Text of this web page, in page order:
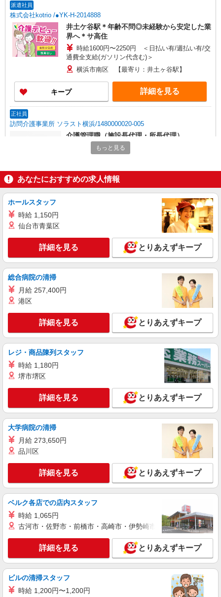
派遣社員
株式会社kotrio /●YK-H-2014888
井土ケ谷駅＊年齢不問◎未経験から安定した業
界へ＊サ高住
時給1600円〜2250円 ＜日払い有/週払い有/交
通費全支給(ガソリン代含む)＞
横浜市南区 【最寄り：井土ヶ谷駅】
キープ 詳細を見る
正社員
訪問介護事業所 ソラスト横浜/1480000020-005
介護管理職（施設長代理・所長代理）
月給297,600円
キープ
職業紹介
株式会社kotrio /●YK-S-2023586
下溝駅≫1日5h〜勤務OK＊高齢者マンション
のサポートSTAFF
時給1550円〜2312円 ＜交通費全支給(ガソリ
ン代含む)＞
相模原市南区下溝
キープ 詳細を見る
アルバイト パート 派遣社員 紹介予定派遣
日研トータルソーシング株式会社 メディカルケア事業部/横浜オフィ
ス
介護スタッフ／資格あり or 経験者
時給1,550円〜1,750円 ◆無資格・経験者：時
給1,550円〜 ◆初任者研修・未経験：時給1,550
円〜 ◆初任者研修・経験者：時給1,650円〜 ◆介
給与幅は経験・能力による ★週払いOK（規定あ
り）
神奈川県横浜市南区 【最寄駅】蒔田駅 ★勤務
地は3000ヶ所以上★ 自宅から通いやすいエリアな
ど、お好きな勤務地をお選び下さい！！
キープ 詳細を見る
派遣社員
株式会社kotrio /●YK-H-2067679
向かう先は笑顔の待つ場所！デイサービスのサ
ポート＆送迎STAFF
時給1600円〜2250円 ＜日払い有/週払い有/交
通費全支給(ガソリン代含む)＞
横浜市南区 ＜黄金町駅チカ＞
キープ 詳細を見る
職業紹介
株式会社kotrio /●YK-S-2022087
≪弘明寺駅≫定着率高い人気のデイサービスス
タッフ★残業少なめ
【正社員】月給240,000〜400,000円 ・基本
給：200,000円〜220,000円 ・資格手当：10,000〜
もっと見る
あなたにおすすめの求人情報
ホールスタッフ
時給 1,150円
仙台市青葉区
詳細を見る とりあえずキープ
総合病院の清掃
月給 257,400円
港区
詳細を見る とりあえずキープ
レジ・商品陳列スタッフ
時給 1,180円
堺市堺区
詳細を見る とりあえずキープ
大学病院の清掃
月給 273,650円
品川区
詳細を見る とりあえずキープ
ベルク各店での店内スタッフ
時給 1,065円
古河市・佐野市・前橋市・高崎市・伊勢崎市・太田市・館林市
詳細を見る とりあえずキープ
ビルの清掃スタッフ
時給 1,200円〜1,200円